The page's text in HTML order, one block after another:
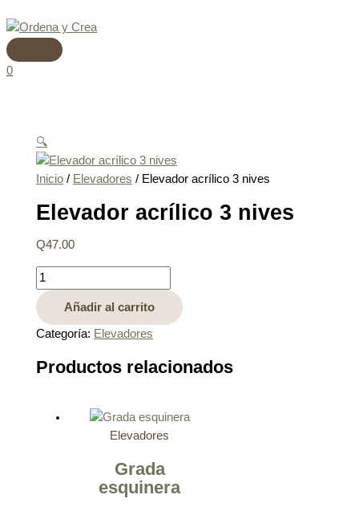
al
contenido
0
🔍
Inicio / Elevadores / Elevador acrílico 3 nives
Elevador acrílico 3 nives
Q47.00
acrílico
nives
Añadir al carrito
Categoría: Elevadores
Productos relacionados
Elevadores
Grada
esquinera